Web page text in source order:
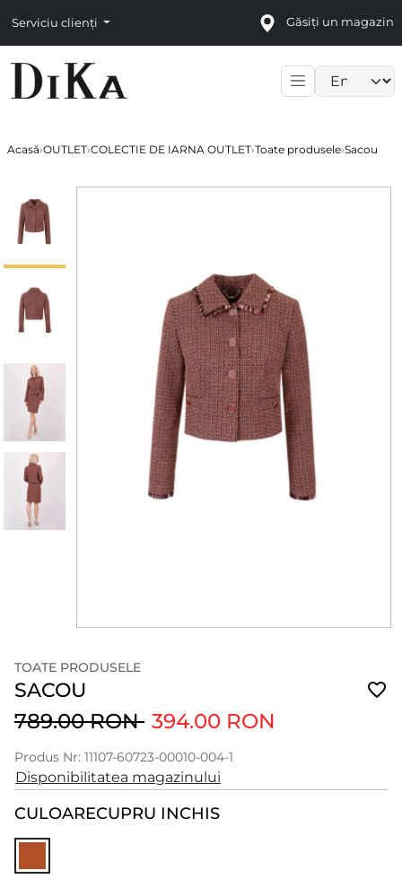
Serviciu clienți Găsiți un magazin
Acasă›OUTLET›COLECTIE DE IARNA OUTLET›Toate produsele›Sacou
TOATE PRODUSELE
SACOU
789.00 RON 394.00 RON
Produs Nr: 11107-60723-00010-004-1
Disponibilitatea magazinului
CULOARECUPRU INCHIS